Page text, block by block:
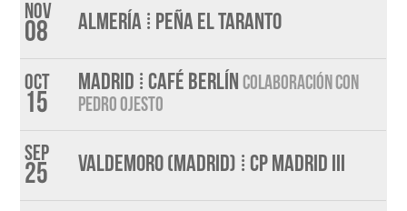
Nov
08 ALMERÍA ⁞ PEÑA EL TARANTO
Oct
15
MADRID ⁞ CAFÉ BERLÍN Colaboración con
Pedro Ojesto
Sep
25 VALDEMORO (MADRID) ⁞ CP MADRID III